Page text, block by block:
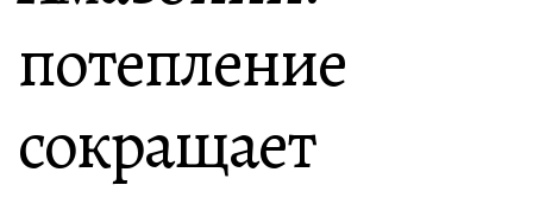
потепление
сокращает